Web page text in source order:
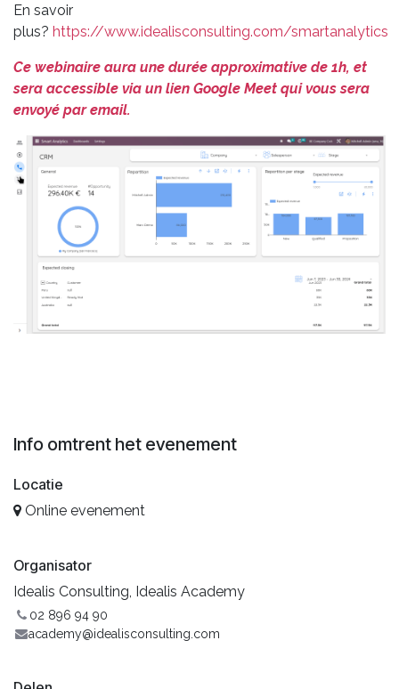
En savoir
plus? https://www.idealisconsulting.com/smartanalytics
Ce webinaire aura une durée approximative de 1h, et
sera accessible via un lien Google Meet qui vous sera
envoyé par email.
Info omtrent het evenement
Locatie
Online evenement
Organisator
Idealis Consulting, Idealis Academy
02 896 94 90
academy@idealisconsulting.com